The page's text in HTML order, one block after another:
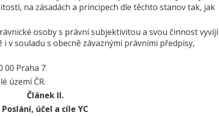
na zásadách a principech dle těchto stanov tak, jak
osoby s právní subjektivitou a svou činnost vyvíjí
v souladu s obecně závaznými právními předpisy,
00 Praha 7.
území ČR.
Článek II.
Poslání, účel a cíle YC